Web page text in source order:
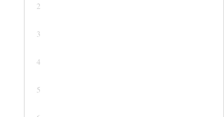
2
3
4
5